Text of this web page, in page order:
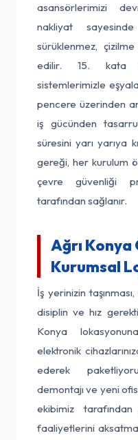
asansörlerimizi
nakliyat
sürüklenmez,
edilir. 15. kata
sistemlerimizle
pencere üzerinden
iş gücünden
süresini yarı yarıya
gereği, her kurulum
çevre güvenliği
tarafından sağlanır.
Ağrı Konya
Kurumsal
İş yerinizin
disiplin ve hız
Konya
elektronik
ederek
demontajı ve yeni
ekibimiz
faaliyetlerini